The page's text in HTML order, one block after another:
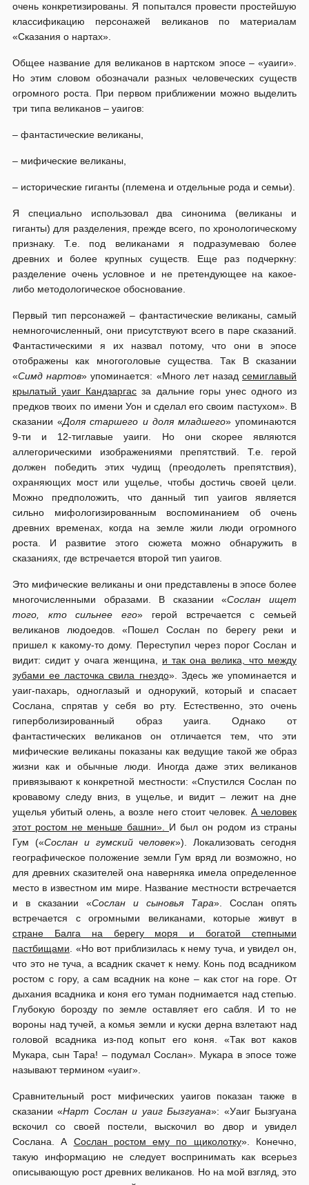
очень конкретизированы. Я попытался провести простейшую
классификацию персонажей великанов по материалам
«Сказания о нартах».
Общее название для великанов в нартском эпосе – «уаиги».
Но этим словом обозначали разных человеческих существ
огромного роста. При первом приближении можно выделить
три типа великанов – уаигов:
– фантастические великаны,
– мифические великаны,
– исторические гиганты (племена и отдельные рода и семьи).
Я специально использовал два синонима (великаны и
гиганты) для разделения, прежде всего, по хронологическому
признаку. Т.е. под великанами я подразумеваю более
древних и более крупных существ. Еще раз подчеркну:
разделение очень условное и не претендующее на какое-
либо методологическое обоснование.
Первый тип персонажей – фантастические великаны, самый
немногочисленный, они присутствуют всего в паре сказаний.
Фантастическими я их назвал потому, что они в эпосе
отображены как многоголовые существа. Так В сказании
«Симд нартов» упоминается: «Много лет назадсемиглавый
крылатый уаиг Кандзаргас за дальние горы унес одного из
предков твоих по имени Уон и сделал его своим пастухом». В
сказании «Доля старшего и доля младшего» упоминаются
9-ти и 12-тиглавые уаиги. Но они скорее являются
аллегорическими изображениями препятствий. Т.е. герой
должен победить этих чудищ (преодолеть препятствия),
охраняющих мост или ущелье, чтобы достичь своей цели.
Можно предположить, что данный тип уаигов является
сильно мифологизированным воспоминанием об очень
древних временах, когда на земле жили люди огромного
роста. И развитие этого сюжета можно обнаружить в
сказаниях, где встречается второй тип уаигов.
Это мифические великаны и они представлены в эпосе более
многочисленными образами. В сказании «Сослан ищет
того, кто сильнее его» герой встречается с семьей
великанов людоедов. «Пошел Сослан по берегу реки и
пришел к какому-то дому. Переступил через порог Сослан и
видит: сидит у очага женщина, и так она велика, что между
зубами ее ласточка свила гнездо». Здесь же упоминается и
уаиг-пахарь, одноглазый и однорукий, который и спасает
Сослана, спрятав у себя во рту. Естественно, это очень
гиперболизированный образ уаига. Однако от
фантастических великанов он отличается тем, что эти
мифические великаны показаны как ведущие такой же образ
жизни как и обычные люди. Иногда даже этих великанов
привязывают к конкретной местности: «Спустился Сослан по
кровавому следу вниз, в ущелье, и видит – лежит на дне
ущелья убитый олень, а возле него стоит человек. А человек
этот ростом не меньше башни». И был он родом из страны
Гум («Сослан и гумский человек»). Локализовать сегодня
географическое положение земли Гум вряд ли возможно, но
для древних сказителей она наверняка имела определенное
место в известном им мире. Название местности встречается
и в сказании «Сослан и сыновья Тара». Сослан опять
встречается с огромными великанами, которые живут в
стране Балга на берегу моря и богатой степными
пастбищами . «Но вот приблизилась к нему туча, и увидел он,
что это не туча, а всадник скачет к нему. Конь под всадником
ростом с гору, а сам всадник на коне – как стог на горе. От
дыхания всадника и коня его туман поднимается над степью.
Глубокую борозду по земле оставляет его сабля. И то не
вороны над тучей, а комья земли и куски дерна взлетают над
головой всадника из-под копыт его коня. «Так вот каков
Мукара, сын Тара! – подумал Сослан». Мукара в эпосе тоже
называют термином «уаиг».
Сравнительный рост мифических уаигов показан также в
сказании «Нарт Сослан и уаиг Бызгуана»: «Уаиг Бызгуана
вскочил со своей постели, выскочил во двор и увидел
Сослана. А Сослан ростом ему по щиколотку». Конечно,
такую информацию не следует воспринимать как всерьез
описывающую рост древних великанов. Но на мой взгляд, это